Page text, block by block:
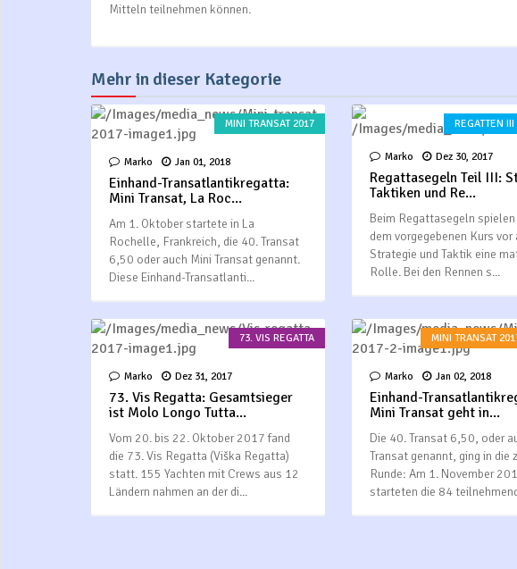
Mitteln teilnehmen können.
Mehr in dieser Kategorie
MINI TRANSAT 2017
Marko Jan 01, 2018
Einhand-Transatlantikregatta:
Mini Transat, La Roc...
Am 1. Oktober startete in La
Rochelle, Frankreich, die 40. Transat
6,50 oder auch Mini Transat genannt.
Diese Einhand-Transatlanti...
REGATTEN
Marko Dez 30, 2017
Regattasegeln Teil III:
Taktiken und Re...
Beim Regattasegeln spielen
dem vorgegebenen Kurs vor
Strategie und Taktik eine
Rolle. Bei den Rennen s...
73. VIS REGATTA
Marko Dez 31, 2017
73. Vis Regatta: Gesamtsieger
ist Molo Longo Tutta...
Vom 20. bis 22. Oktober 2017 fand
die 73. Vis Regatta (Viška Regatta)
statt. 155 Yachten mit Crews aus 12
Ländern nahmen an der di...
MINI TRANSAT
Marko Jan 02, 2018
Einhand-
Mini Transat geht in...
Die 40. Transat 6,50, oder
Transat genannt, ging in die
Runde: Am 1. November
starteten die 84